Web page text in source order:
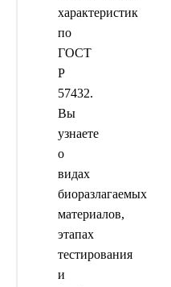
характеристик
по
ГОСТ
Р
57432.
Вы
узнаете
о
видах
биоразлагаемых
материалов,
этапах
тестирования
и